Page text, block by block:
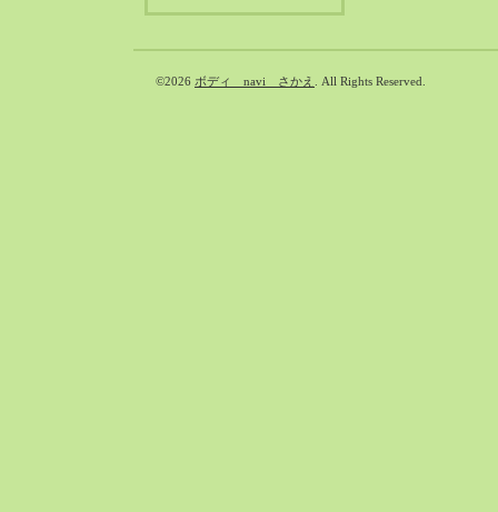
©2026 ボディ navi さかえ . All Rights Reserved.